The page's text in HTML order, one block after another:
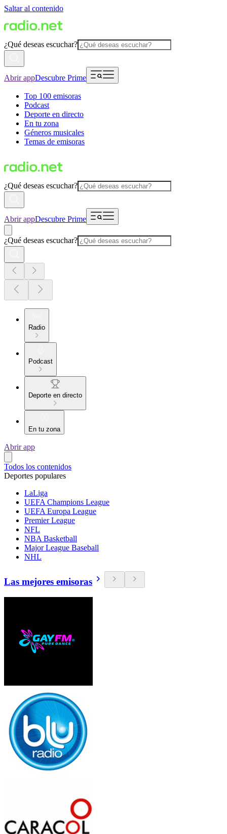
Saltar al contenido
¿Qué deseas escuchar?
Abrir appDescubre Prime
Top 100 emisoras
Podcast
Deporte en directo
En tu zona
Géneros musicales
Temas de emisoras
¿Qué deseas escuchar?
Abrir appDescubre Prime
¿Qué deseas escuchar?
Radio
Podcast
Deporte en directo
En tu zona
Abrir app
Todos los contenidos
Deportes populares
LaLiga
UEFA Champions League
UEFA Europa League
Premier League
NFL
NBA Basketball
Major League Baseball
NHL
Las mejores emisoras